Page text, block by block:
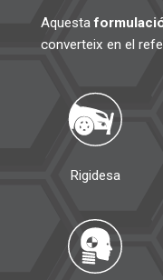
Aquesta
converteix en el
Rigidesa